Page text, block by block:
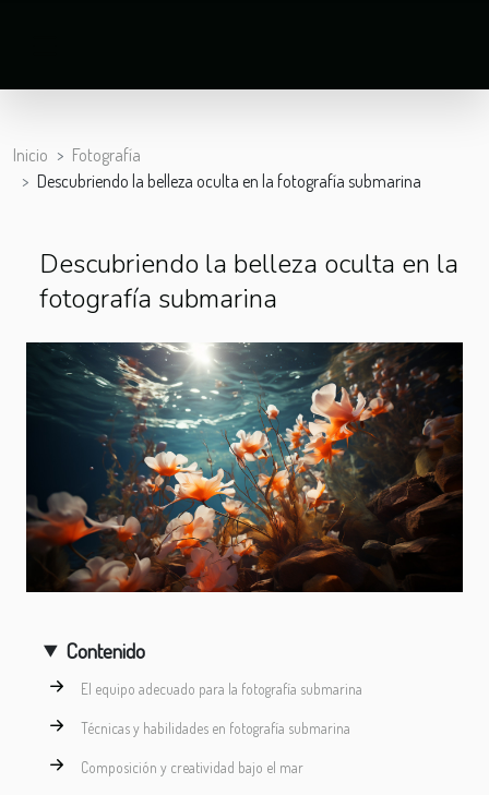
Inicio
Fotografía
Descubriendo la belleza oculta en la fotografía submarina
Descubriendo la belleza oculta en la
fotografía submarina
Contenido
El equipo adecuado para la fotografía submarina
Técnicas y habilidades en fotografía submarina
Composición y creatividad bajo el mar